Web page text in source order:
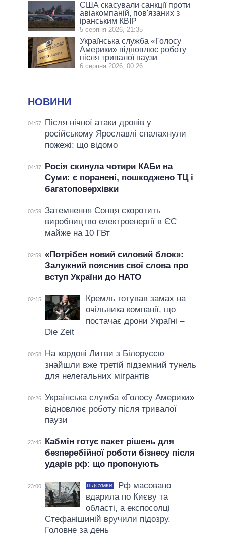
США скасували санкції проти
авіакомпаній, пов'язаних з
іранським КВІР
5 серпня 2026, 21:35
Українська служба «Голосу
Америки» відновлює роботу
після тривалої паузи
6 серпня 2026, 00:26
НОВИНИ
04:57
Після нічної атаки дронів у
російському Ярославлі спалахнули
пожежі: що відомо
04:37
Росія скинула чотири КАБи на
Суми: є поранені, пошкоджено ТЦ і
багатоповерхівки
03:59 Затемнення Сонця скоротить
виробництво електроенергії в ЄС
майже на 10 ГВт
02:59 «Потрібен новий силовий блок»:
Залужний пояснив свої слова про
вступ України до НАТО
02:15
Кремль готував замах на
очільника компанії, що
постачає дрони Україні –
Die Zeit
00:58
На кордоні Литви з Білоруссю
знайшли вже третій підземний тунель
для нелегальних мігрантів
00:26 Українська служба «Голосу Америки»
відновлює роботу після тривалої
паузи
23:45
Кабмін готує пакет рішень для
безперебійної роботи бізнесу після
ударів рф: що пропонують
23:00 ПІДСУМКИ
Рф масовано
вдарила по Києву та
області, а експосолці
Стефанішиній вручили підозру.
Головне за день